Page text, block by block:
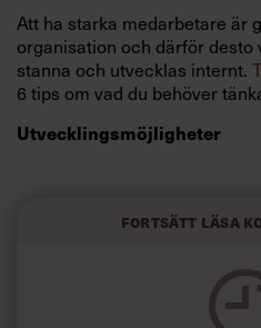
Att ha starka medarbetare är
organisation och därför
stanna och utvecklas internt.
6 tips om vad du behöver
Utvecklingsmöjligheter
utifrån den organisation du
leder till befordran. Du utökar
indirekt organisationens
vara mer benägna att växa
Fortsätt läsa